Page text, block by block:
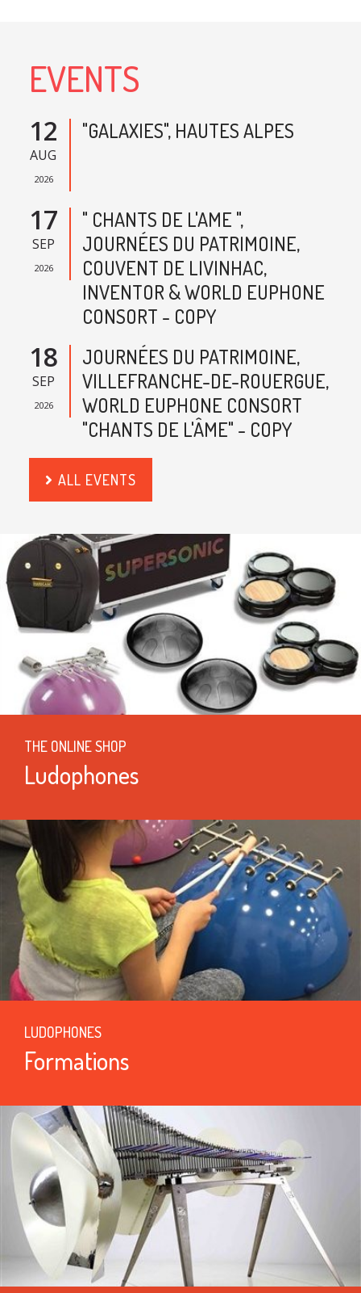
EVENTS
12
AUG
2026
"GALAXIES", HAUTES ALPES
17
SEP
2026
" CHANTS DE L'AME ",
JOURNÉES DU PATRIMOINE,
COUVENT DE LIVINHAC,
INVENTOR & WORLD EUPHONE
CONSORT - COPY
18
SEP
2026
JOURNÉES DU PATRIMOINE,
VILLEFRANCHE-DE-ROUERGUE,
WORLD EUPHONE CONSORT
"CHANTS DE L'ÂME" - COPY
ALL EVENTS
THE ONLINE SHOP
Ludophones
LUDOPHONES
Formations